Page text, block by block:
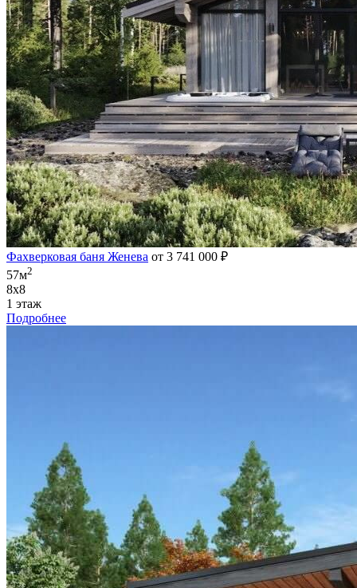
Фахверковая баня Женева от 3 741 000 ₽
57м2
8х8
1 этаж
Подробнее